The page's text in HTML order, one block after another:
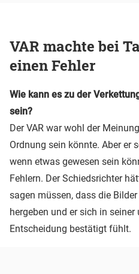
VAR machte bei
einen Fehler
Wie kann es zu der
sein?
Der VAR war wohl der
Ordnung sein könnte. Aber er
wenn etwas gewesen sein
Fehlern. Der Schiedsrichter
sagen müssen, dass die
hergeben und er sich in
Entscheidung bestätigt fühlt.